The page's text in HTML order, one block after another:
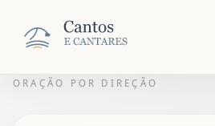
ORAÇÃO POR DIREÇÃO